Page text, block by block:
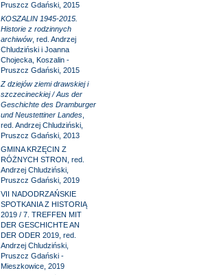
Pruszcz Gdański, 2015
KOSZALIN 1945-2015.
Historie z rodzinnych
archiwów, red. Andrzej
Chludziński i Joanna
Chojecka, Koszalin -
Pruszcz Gdański, 2015
Z dziejów ziemi drawskiej i
szczecineckiej / Aus der
Geschichte des Dramburger
und Neustettiner Landes,
red. Andrzej Chludziński,
Pruszcz Gdański, 2013
GMINA KRZĘCIN Z
RÓŻNYCH STRON, red.
Andrzej Chludziński,
Pruszcz Gdański, 2019
VII NADODRZAŃSKIE
SPOTKANIA Z HISTORIĄ
2019 / 7. TREFFEN MIT
DER GESCHICHTE AN
DER ODER 2019, red.
Andrzej Chludziński,
Pruszcz Gdański -
Mieszkowice, 2019